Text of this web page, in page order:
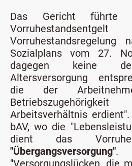
Das Gericht führte
Sozialplans vom 27.
dagegen keine
Altersversorgung
die der
Arbeitsverhältnis
bAV, wo die
dient das
"Übergangsversorgung".
"Versorgungslücken, die